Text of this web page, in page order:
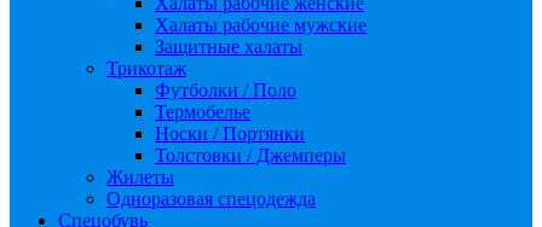
Халаты рабочие мужские
Защитные халаты
Трикотаж
Футболки / Поло
Термобелье
Носки / Портянки
Толстовки / Джемперы
Жилеты
Одноразовая спецодежда
Спецобувь